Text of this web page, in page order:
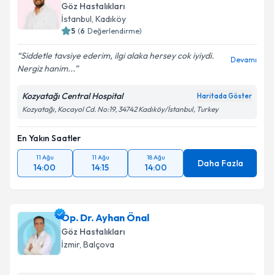
Göz Hastalıkları
İstanbul, Kadıköy
5 (6 Değerlendirme)
Siddetle tavsiye ederim, ilgi alaka hersey cok iyiydi.
Nergiz hanim...
Devamı
Kozyatağı Central Hospital Haritada Göster
Kozyatağı, Kocayol Cd. No:19, 34742 Kadıköy/İstanbul, Turkey
En Yakın Saatler
11 Ağu
14:00
11 Ağu
14:15
18 Ağu
14:00 Daha Fazla
Op. Dr. Ayhan Önal
Göz Hastalıkları
İzmir, Balçova